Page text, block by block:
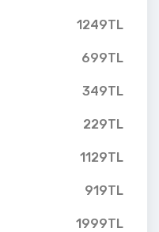
1249TL
699TL
349TL
229TL
1129TL
919TL
1999TL